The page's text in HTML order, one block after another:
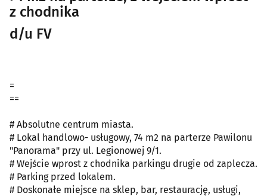
z chodnika
d/u FV
=
==
# Absolutne centrum miasta.
# Lokal handlowo- usługowy, 74 m2 na parterze Pawilonu
"Panorama" przy ul. Legionowej 9/1.
# Wejście wprost z chodnika parkingu drugie od zaplecza.
# Parking przed lokalem.
# Doskonałe miejsce na sklep, bar, restaurację, usługi,